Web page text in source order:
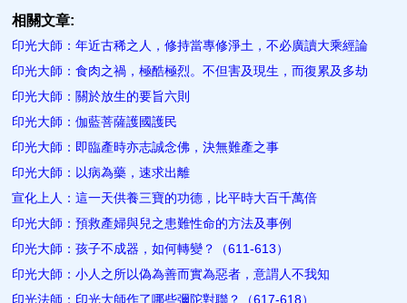
相關文章:
印光大師：年近古稀之人，修持當專修淨土，不必廣讀大乘經論
印光大師：食肉之禍，極酷極烈。不但害及現生，而復累及多劫
印光大師：關於放生的要旨六則
印光大師：伽藍菩薩​護國護民
印光大師：即臨產時亦志誠念佛，決無難產之事
印光大師：以病為藥，速求出離
宣化上人：這一天供養三寶的功德，比平時大百千萬倍
印光大師：預救產婦與兒之患難性命的方法及事例
印光大師：孩子不成器，如何轉變？（611-613）
印光大師：小人之所以偽為善而實為惡者，意謂人不我知
印光法師：印光大師作了哪些彌陀對聯？（617-618）